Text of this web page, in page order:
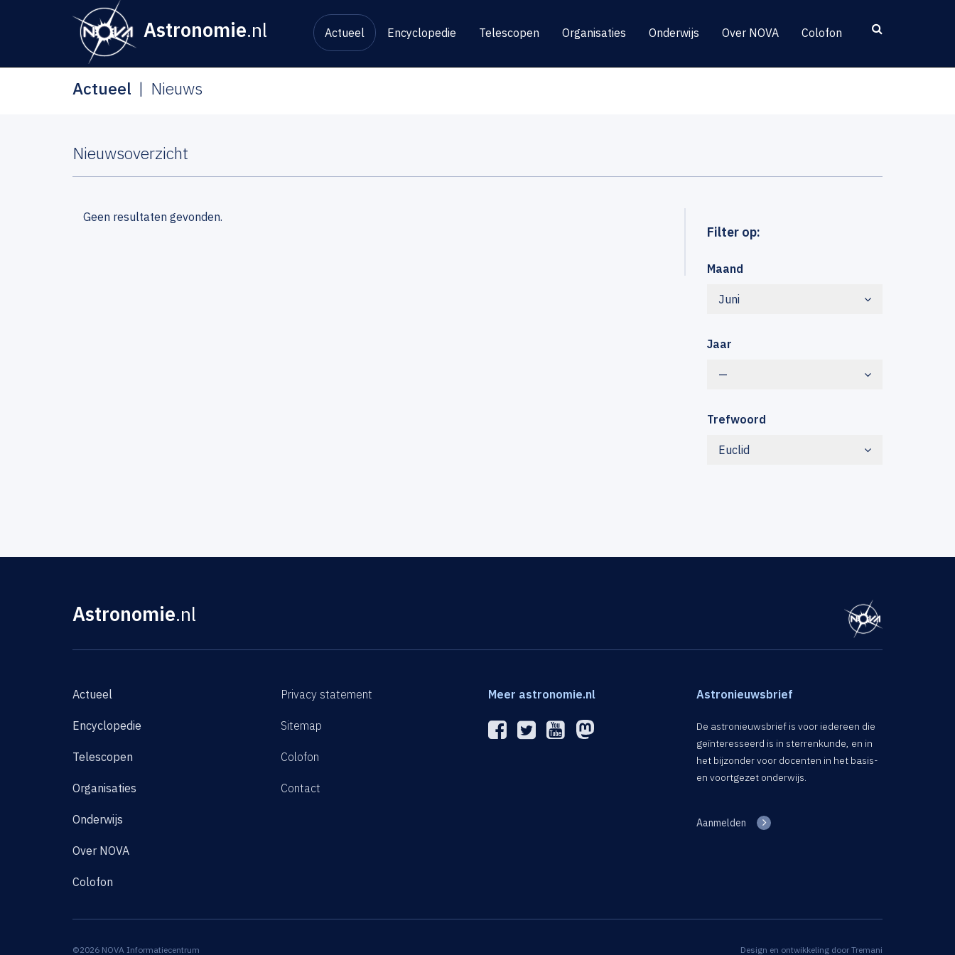
Astronomie.nl Actueel Encyclopedie Telescopen Organisaties Onderwijs Over NOVA Colofon
Actueel Nieuws
Nieuwsoverzicht
Filter op:
Maand
Juni
Jaar
—
Trefwoord
Euclid
Geen resultaten gevonden.
Astronomie.nl
Actueel
Encyclopedie
Telescopen
Organisaties
Onderwijs
Over NOVA
Colofon
Privacy statement
Sitemap
Colofon
Contact
Meer astronomie.nl Astronieuwsbrief
De astronieuwsbrief is voor iedereen die
geïnteresseerd is in sterrenkunde, en in
het bijzonder voor docenten in het basis-
en voortgezet onderwijs.
Aanmelden
©2026 NOVA Informatiecentrum Design en ontwikkeling door Tremani